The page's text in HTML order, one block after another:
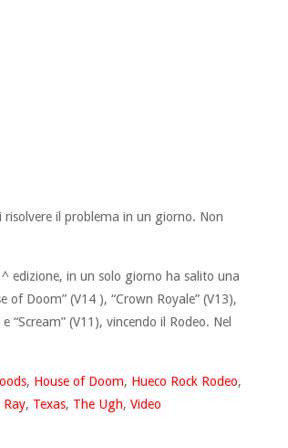
il problema in un giorno. Non
edizione, in un solo giorno ha salito una
of Doom” (V14 ), “Crown Royale” (V13),
“Scream” (V11), vincendo il Rodeo. Nel
, House of Doom, Hueco Rock Rodeo,
Ray, Texas, The Ugh, Video